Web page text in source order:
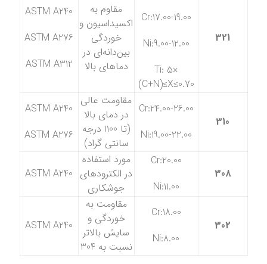
321
Cr:17.00-19.00
Ni:9.00-12.00
Ti: 5×
(C+N)≤X≤0.70
مقاوم به
اکسیداسیون و
خوردگی
بین‌دانه‌ای در
دماهای بالا
ASTM A240
ASTM A276
ASTM A312
310
Cr:24.00-26.00
Ni:19.00-22.00
مقاومت عالی
در دمای بالا
(تا 1100 درجه
سانتی گراد)
ASTM A240
ASTM A276
308
Cr:20.00
Ni:11.00
مورد استفاده
در الکترودهای
جوشکاری
ASTM A240
302
Cr:18.00
Ni:8.00
مقاومت به
خوردگی و
سایش بالاتر
نسبت به 304
ASTM A240